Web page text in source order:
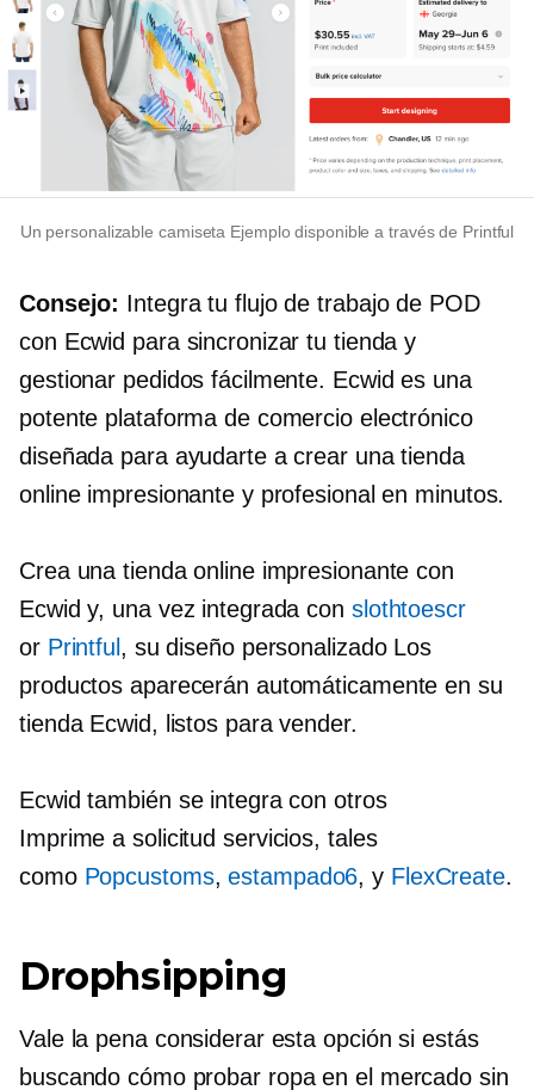
Un personalizable camiseta Ejemplo disponible a través de Printful
Consejo: Integra tu flujo de trabajo de POD
con Ecwid para sincronizar tu tienda y
gestionar pedidos fácilmente. Ecwid es una
potente plataforma de comercio electrónico
diseñada para ayudarte a crear una tienda
online impresionante y profesional en minutos.
Crea una tienda online impresionante con
Ecwid y, una vez integrada con slothtoescr
or Printful , sudiseño personalizadoLos
productos aparecerán automáticamente en su
tienda Ecwid, listos para vender.
Ecwid también se integra con otros
Imprime a solicitud servicios, tales
como Popcustoms,estampado6, y FlexCreate.
Drophsipping
Vale la pena considerar esta opción si estás
buscando cómo probar ropa en el mercado sin